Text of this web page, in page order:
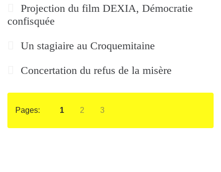
Projection du film DEXIA, Démocratie
confisquée
Un stagiaire au Croquemitaine
Concertation du refus de la misère
Pages: 1 2 3